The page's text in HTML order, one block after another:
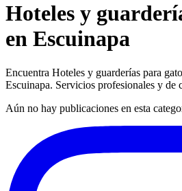
Hoteles y
en Escuinapa
Encuentra Hoteles y guarderías para
Escuinapa. Servicios profesionales y de
Aún no hay publicaciones en esta